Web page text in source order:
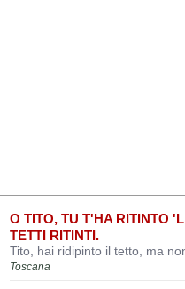
O TITO, TU T'HA RITINTO
TETTI RITINTI.
Tito, hai ridipinto il tetto, ma
Toscana